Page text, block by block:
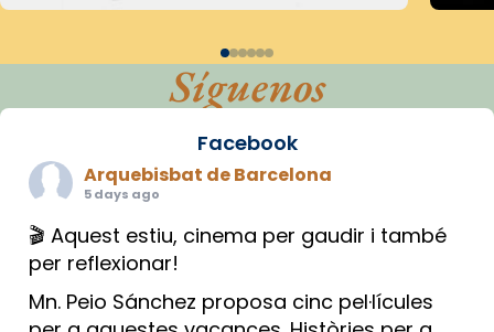
Síguenos
Facebook
Arquebisbat de Barcelona
5 days ago
🎬 Aquest estiu, cinema per gaudir i també
per reflexionar!
Mn. Peio Sánchez proposa cinc pel·lícules